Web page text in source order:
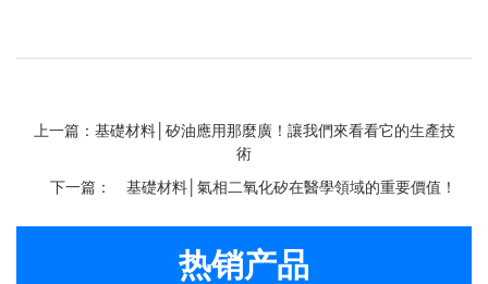
上一篇：基礎材料│矽油應用那麼廣！讓我們來看看它的生產技
術
下一篇：
基礎材料│氣相二氧化矽在醫學領域的重要價值！
热销产品